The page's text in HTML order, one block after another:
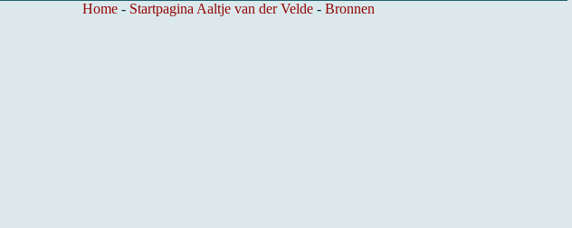
Home- Startpagina Aaltje van der Velde- Bronnen